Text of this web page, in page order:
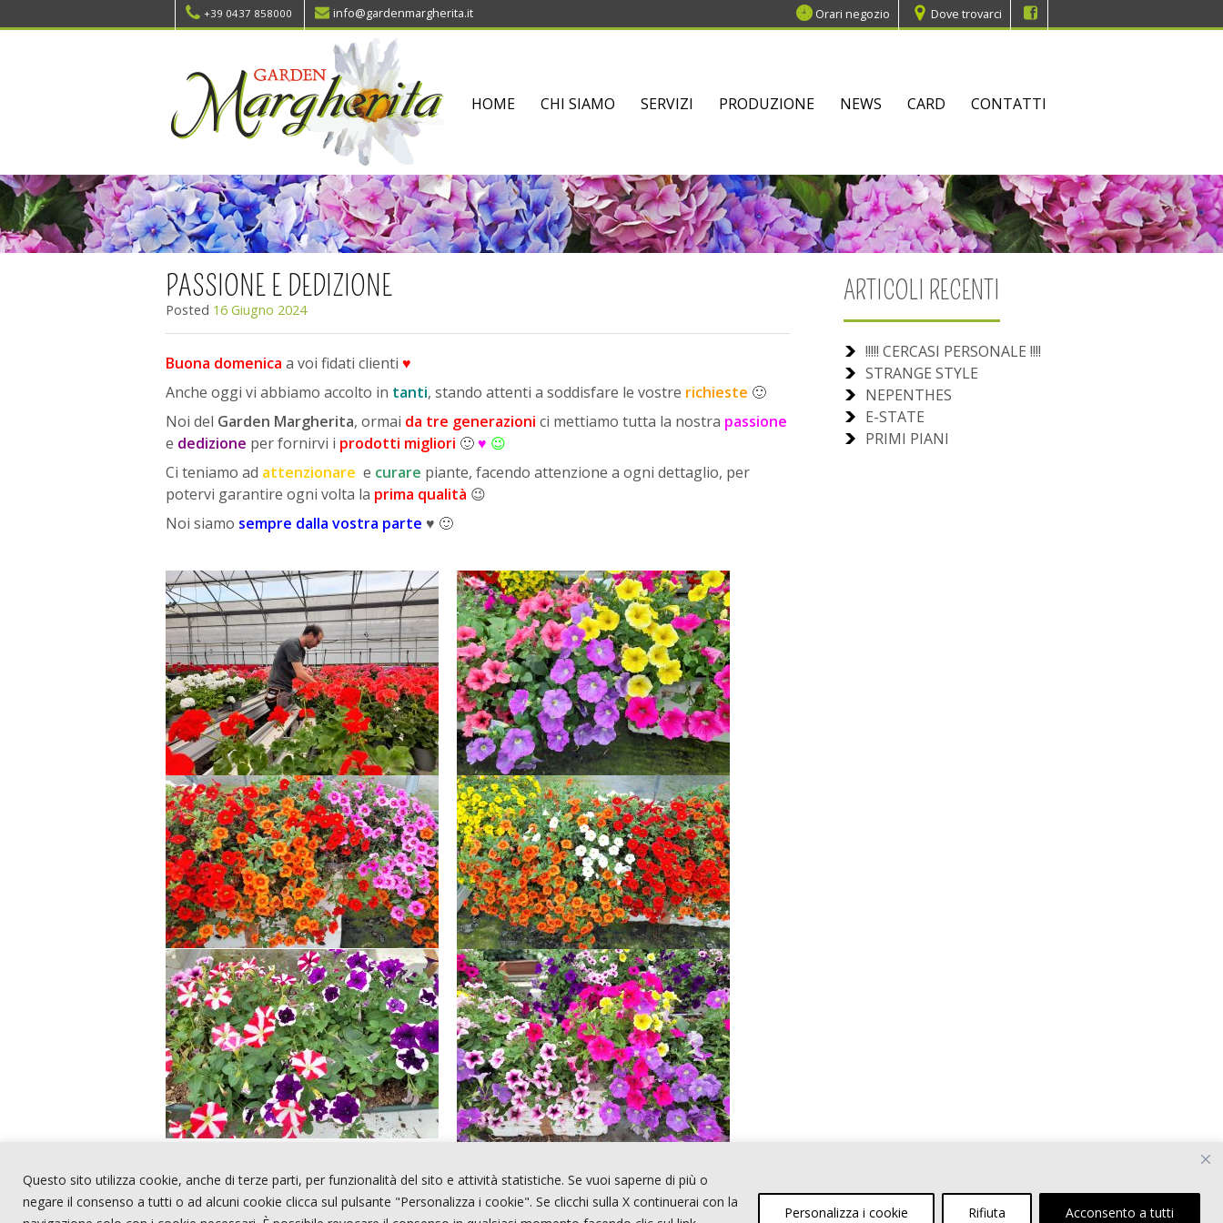
Questo sito utilizza cookie, anche di terze parti, per funzionalità del sito e attività statistiche. Se vuoi saperne di più o
negare il consenso a tutti o ad alcuni cookie clicca sul pulsante "Personalizza i cookie". Se clicchi sulla X continuerai con la
Personalizza i cookie Rifiuta Acconsento a tutti
+39 0437 858000 info@gardenmargherita.it Orari negozio Dove trovarci
SKIP
HOME CHI SIAMO SERVIZI PRODUZIONE NEWS CARD CONTATTI
PASSIONE E DEDIZIONE
Posted 16 Giugno 2024
Buona domenica a voi fidati clienti ♥
Anche oggi vi abbiamo accolto in tanti, stando attenti a soddisfare le vostre richieste 🙂
Noi del Garden Margherita, ormai da tre generazioni ci mettiamo tutta la nostra passione
e dedizione per fornirvi i prodotti migliori 🙂♥ 😉
Ci teniamo ad attenzionare e curare piante, facendo attenzione a ogni dettaglio, per
potervi garantire ogni volta la prima qualità 😉
Noi siamo sempre dalla vostra parte ♥ 🙂
F
ac
T
w
C
o
ARTICOLI RECENTI
!!!!! CERCASI PERSONALE !!!!
STRANGE STYLE
NEPENTHES
E-STATE
PRIMI PIANI